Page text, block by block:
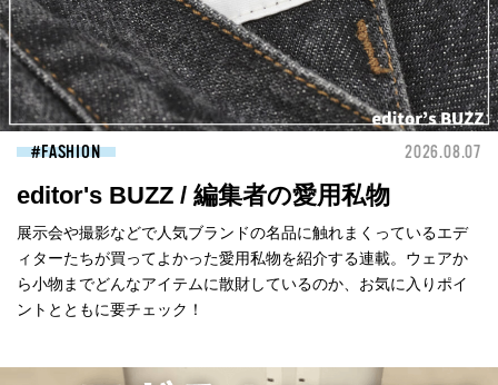
FASHION 2026.08.07
editor's BUZZ / 編集者の愛用私物
展示会や撮影などで人気ブランドの名品に触れまくっているエデ
ィターたちが買ってよかった愛用私物を紹介する連載。ウェアか
ら小物までどんなアイテムに散財しているのか、お気に入りポイ
ントとともに要チェック！